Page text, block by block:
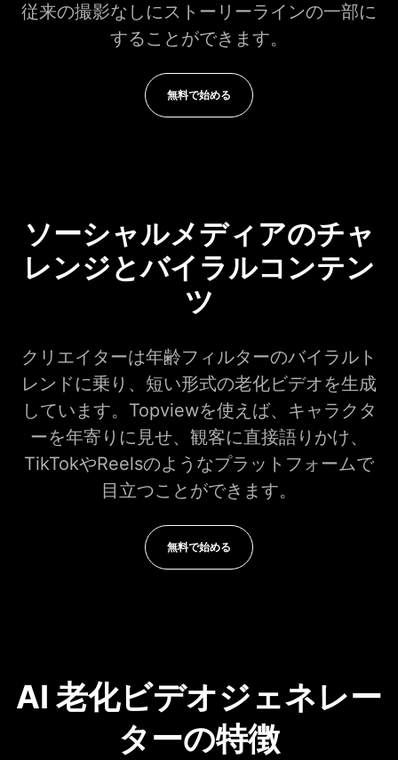
従来の撮影なしにストーリーラインの一部に
することができます。
無料で始める
ソーシャルメディアのチャ
レンジとバイラルコンテン
ツ
クリエイターは年齢フィルターのバイラルト
レンドに乗り、短い形式の老化ビデオを生成
しています。Topviewを使えば、キャラクタ
ーを年寄りに見せ、観客に直接語りかけ、
TikTokやReelsのようなプラットフォームで
目立つことができます。
無料で始める
AI 老化ビデオジェネレー
ターの特徴